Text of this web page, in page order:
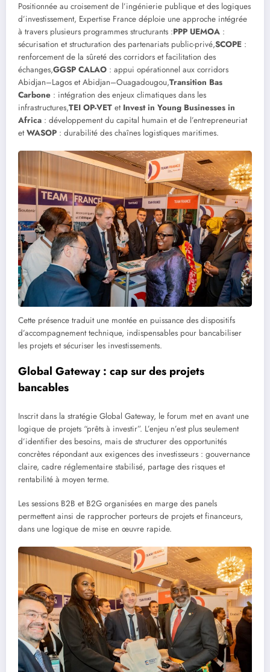
Positionnée au croisement de l’ingénierie publique et des logiques
d’investissement, Expertise France déploie une approche intégrée
à travers plusieurs programmes structurants :PPP UEMOA :
sécurisation et structuration des partenariats public-privé,SCOPE :
renforcement de la sûreté des corridors et facilitation des
échanges,GGSP CALAO : appui opérationnel aux corridors
Abidjan–Lagos et Abidjan–Ouagadougou,Transition Bas
Carbone : intégration des enjeux climatiques dans les
infrastructures,TEI OP-VET et Invest in Young Businesses in
Africa : développement du capital humain et de l’entrepreneuriat
etWASOP : durabilité des chaînes logistiques maritimes.
Cette présence traduit une montée en puissance des dispositifs
d’accompagnement technique, indispensables pour bancabiliser
les projets et sécuriser les investissements.
Global Gateway : cap sur des projets
bancables
Inscrit dans la stratégie Global Gateway, le forum met en avant une
logique de projets “prêts à investir”. L’enjeu n’est plus seulement
d’identifier des besoins, mais de structurer des opportunités
concrètes répondant aux exigences des investisseurs : gouvernance
claire, cadre réglementaire stabilisé, partage des risques et
rentabilité à moyen terme.
Les sessions B2B et B2G organisées en marge des panels
permettent ainsi de rapprocher porteurs de projets et financeurs,
dans une logique de mise en œuvre rapide.